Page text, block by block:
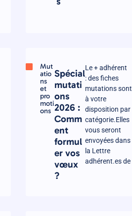
Mut
atio
ns
et
pro
moti
ons
Spécial
mutati
ons
2026 :
Comm
ent
formul
er vos
vœux
?
Le + adhérent
: des fiches
mutations sont
à votre
disposition par
catégorie.Elles
vous seront
envoyées dans
la Lettre
adhérent.es de